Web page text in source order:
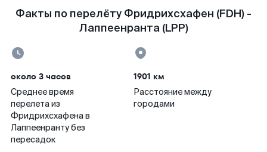
Факты по перелёту Фридрихсхафен (FDH) -
Лаппеенранта (LPP)
около 3 часов
Среднее время
перелета из
Фридрихсхафена в
Лаппеенранту без
пересадок
1901 км
Расстояние между
городами